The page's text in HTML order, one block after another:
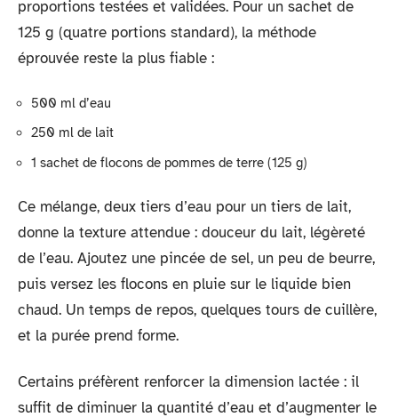
proportions testées et validées. Pour un sachet de
125 g (quatre portions standard), la méthode
éprouvée reste la plus fiable :
500 ml d’eau
250 ml de lait
1 sachet de flocons de pommes de terre (125 g)
Ce mélange, deux tiers d’eau pour un tiers de lait,
donne la texture attendue : douceur du lait, légèreté
de l’eau. Ajoutez une pincée de sel, un peu de beurre,
puis versez les flocons en pluie sur le liquide bien
chaud. Un temps de repos, quelques tours de cuillère,
et la purée prend forme.
Certains préfèrent renforcer la dimension lactée : il
suffit de diminuer la quantité d’eau et d’augmenter le